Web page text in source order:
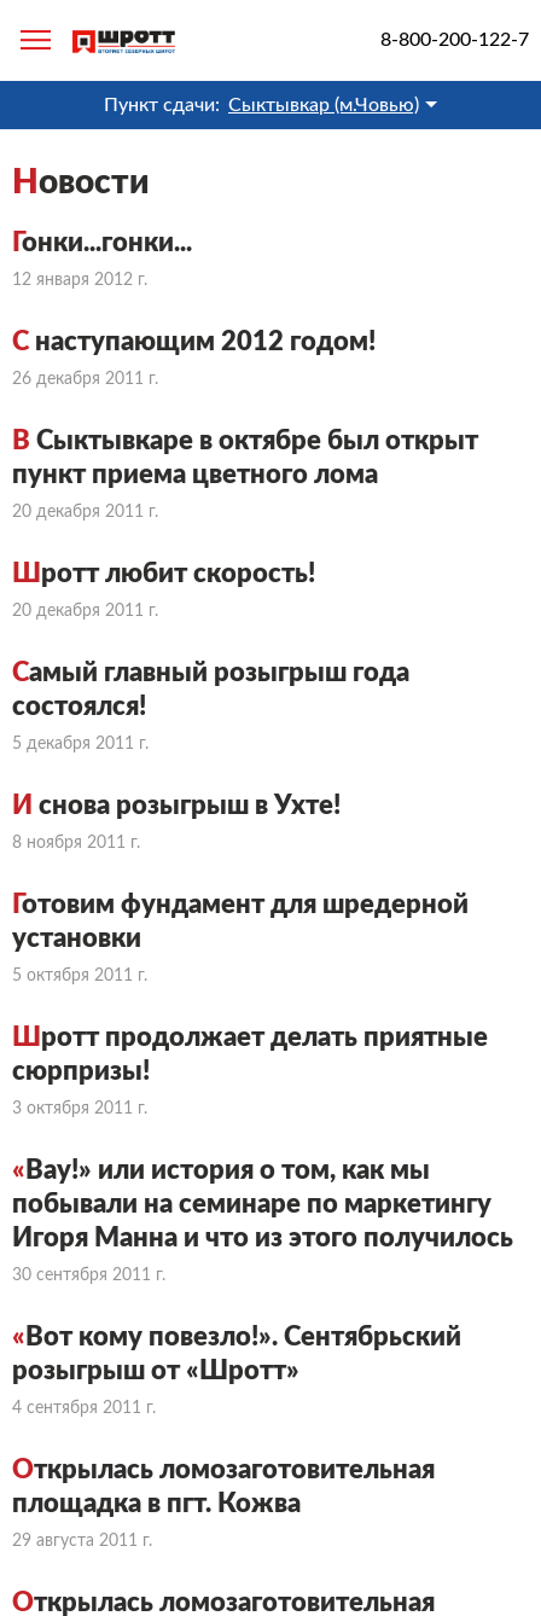
8-800-200-122-7
Пункт сдачи: Сыктывкар (м.Човью)
Н овости
Гонки...гонки...
12 января 2012 г.
Снаступающим 2012 годом!
26 декабря 2011 г.
В Сыктывкаре в октябре был открыт
пункт приема цветного лома
20 декабря 2011 г.
Ш ротт любит скорость!
20 декабря 2011 г.
Самый главный розыгрыш года
состоялся!
5 декабря 2011 г.
И снова розыгрыш в Ухте!
8 ноября 2011 г.
Готовим фундамент для шредерной
установки
5 октября 2011 г.
Ш ротт продолжает делать приятные
сюрпризы!
3 октября 2011 г.
« Вау!» или история о том, как мы
побывали на семинаре по маркетингу
Игоря Манна и что из этого получилось
30 сентября 2011 г.
« Вот кому повезло!». Сентябрьский
розыгрыш от «Шротт»
4 сентября 2011 г.
Открылась ломозаготовительная
площадка в пгт. Кожва
29 августа 2011 г.
Открылась ломозаготовительная